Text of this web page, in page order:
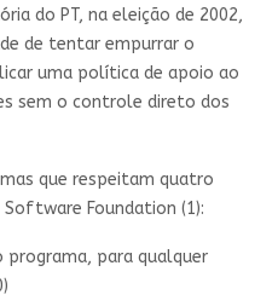
do PT, na eleição de 2002,
de tentar empurrar o
uma política de apoio ao
sem o controle direto dos
que respeitam quatro
Foundation (1):
programa, para qualquer